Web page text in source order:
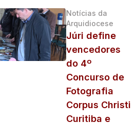
Notícias da
Arquidiocese
Júri define
vencedores
do 4º
Concurso de
Fotografia
Corpus Christi
Curitiba e